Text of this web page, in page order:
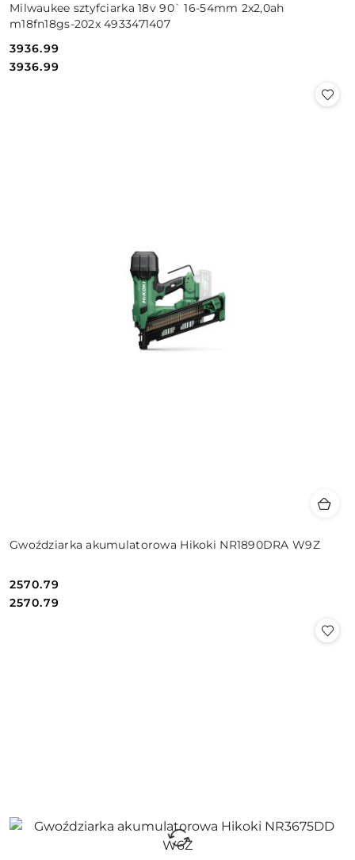
Milwaukee sztyfciarka 18v 90` 16-54mm 2x2,0ah
m18fn18gs-202x 4933471407
Cena:
3936.99
Cena:
3936.99
Gwoździarka akumulatorowa Hikoki NR1890DRA W9Z
Cena:
2570.79
Cena:
2570.79